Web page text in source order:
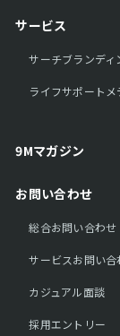
サービス
サーチブランディ
ライフサポートメ
9Mマガジン
お問い合わせ
総合お問い合わせ
サービスお問い合
カジュアル面談
採用エントリー